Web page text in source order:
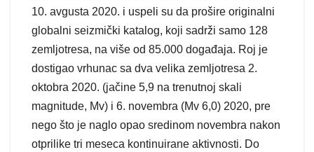
10. avgusta 2020. i uspeli su da prošire originalni
globalni seizmički katalog, koji sadrži samo 128
zemljotresa, na više od 85.000 događaja. Roj je
dostigao vrhunac sa dva velika zemljotresa 2.
oktobra 2020. (jačine 5,9 na trenutnoj skali
magnitude, Mv) i 6. novembra (Mv 6,0) 2020, pre
nego što je naglo opao sredinom novembra nakon
otprilike tri meseca kontinuirane aktivnosti. Do